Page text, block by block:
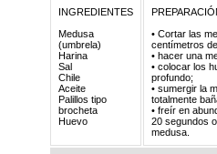
INGREDIENTES
Medusa
(umbrela)
Harina
Sal
Chile
Aceite
Palillos tipo
brocheta
Huevo
• Cortar las
centímetros
• hacer una
• colocar los
profundo;
• sumergir la
totalmente
• freír en
20 segundos
medusa.